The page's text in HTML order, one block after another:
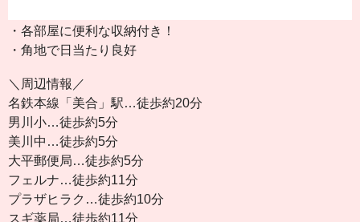
・各部屋に便利な収納付き！
・角地で日当たり良好
＼周辺情報／
名鉄本線「美合」駅…徒歩約20分
男川小…徒歩約5分
美川中…徒歩約5分
大平郵便局…徒歩約5分
フェルナ…徒歩約11分
プラザヒラク…徒歩約10分
スギ薬局…徒歩約11分